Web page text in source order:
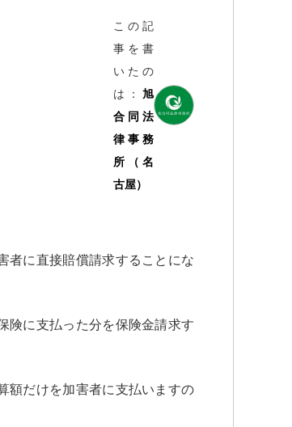
この記
事を書
いたの
は： 旭
合同法
律事務
所（名
古屋）
者に直接賠償請求することにな
険に支払った分を保険金請求す
額だけを加害者に支払いますの